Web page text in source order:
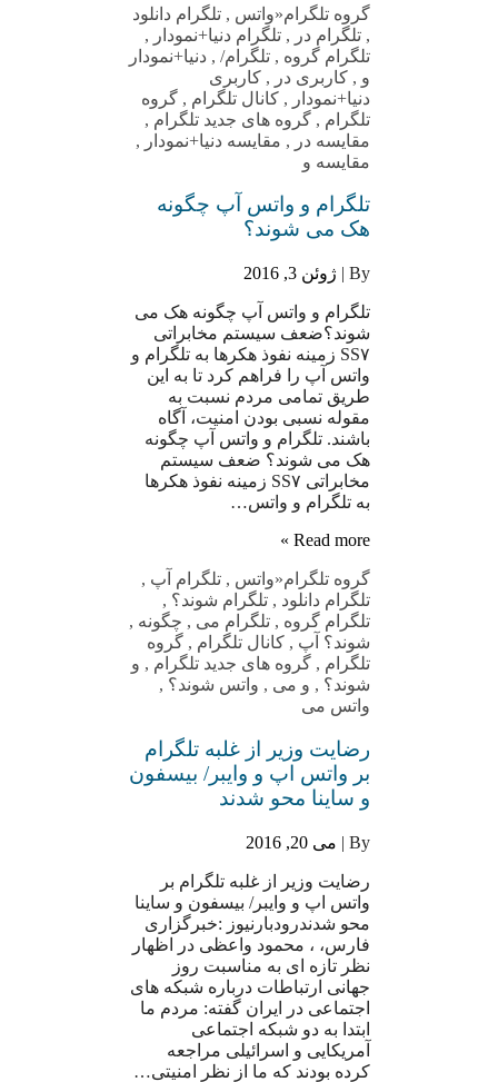
گروه تلگرام«واتس , تلگرام دانلود
, تلگرام در , تلگرام دنیا+نمودار ,
تلگرام گروه , تلگرام/, دنیا+نمودار
و , کاربری در , کاربری
دنیا+نمودار , کانال تلگرام , گروه
تلگرام , گروه های جدید تلگرام ,
مقایسه در , مقایسه دنیا+نمودار ,
مقایسه و
تلگرام و واتس آپ چگونه
هک می شوند؟
By | ژوئن 3, 2016
تلگرام و واتس آپ چگونه هک می
شوند؟ضعف سیستم مخابراتی
SS۷ زمینه نفوذ هکرها به تلگرام و
واتس آپ را فراهم کرد تا به این
طریق تمامی مردم نسبت به
مقوله نسبی بودن امنیت، آگاه
باشند. تلگرام و واتس آپ چگونه
هک می شوند؟ ضعف سیستم
مخابراتی SS۷ زمینه نفوذ هکرها
به تلگرام و واتس…
Read more »
گروه تلگرام«واتس , تلگرام آپ ,
تلگرام دانلود , تلگرام شوند؟ ,
تلگرام گروه , تلگرام می , چگونه ,
شوند؟ آپ , کانال تلگرام , گروه
تلگرام , گروه های جدید تلگرام , و
شوند؟ , و می , واتس شوند؟ ,
واتس می
رضایت وزیر از غلبه تلگرام
بر واتس اپ و وایبر/ بیسفون
و ساینا محو شدند
By | می 20, 2016
رضایت وزیر از غلبه تلگرام بر
واتس اپ و وایبر/ بیسفون و ساینا
محو شدندرودبارنیوز :خبرگزاری
فارس، ، محمود واعظی در اظهار
نظر تازه ای به مناسبت روز
جهانی ارتباطات درباره شبکه های
اجتماعی در ایران گفته: مردم ما
ابتدا به دو شبکه اجتماعی
آمریکایی و اسرائیلی مراجعه
کرده بودند که ما از نظر امنیتی…